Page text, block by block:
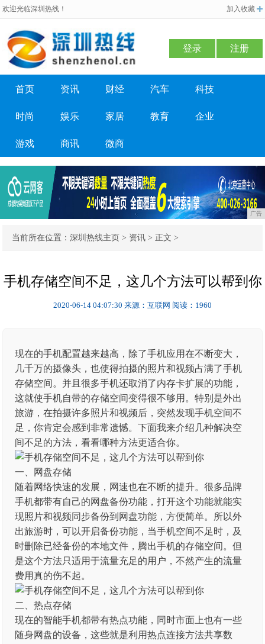
欢迎光临深圳热线！ 加入收藏
登录 注册
首页 资讯 财经 汽车 科技
时尚 娱乐 家居 教育 企业
游戏 商讯 微商
广告
当前所在位置：深圳热线主页 > 资讯 > 正文 >
手机存储空间不足，这几个方法可以帮到你
2020-06-14 04:07:30 来源：互联网 阅读：1960
现在的手机配置越来越高，除了手机应用在不断变大，
几千万的摄像头，也使得拍摄的照片和视频占满了手机
存储空间。并且很多手机还取消了内存卡扩展的功能，
这就使手机自带的存储空间变得很不够用。特别是外出
旅游，在拍摄许多照片和视频后，突然发现手机空间不
足，你肯定会感到非常遗憾。下面我来介绍几种解决空
间不足的方法，看看哪种方法更适合你。
一、网盘存储
随着网络快速的发展，网速也在不断的提升。很多品牌
手机都带有自己的网盘备份功能，打开这个功能就能实
现照片和视频同步备份到网盘功能，方便简单。所以外
出旅游时，可以开启备份功能，当手机空间不足时，及
时删除已经备份的本地文件，腾出手机的存储空间。但
是这个方法只适用于流量充足的用户，不然产生的流量
费用真的伤不起。
二、热点存储
现在的智能手机都带有热点功能，同时市面上也有一些
随身网盘的设备，这些就是利用热点连接方法共享数